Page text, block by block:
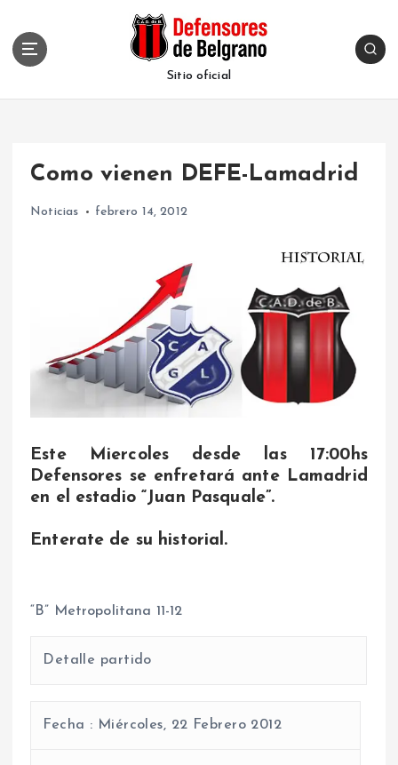
Sitio oficial
Como vienen DEFE-Lamadrid
Noticias febrero 14, 2012
Este Miercoles desde las 17:00hs
Defensores se enfretará ante Lamadrid
en el estadio “Juan Pasquale”.
Enterate de su historial.
“B” Metropolitana 11-12
Detalle partido
Fecha : Miércoles, 22 Febrero 2012